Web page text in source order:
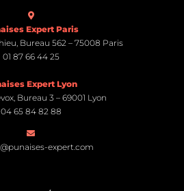
Expert Paris
Bureau 562 – 75008 Paris
01 87 66 44 25
Expert Lyon
Bureau 3 – 69001 Lyon
04 65 84 82 88
expert.com